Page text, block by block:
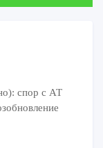
спор с АТ